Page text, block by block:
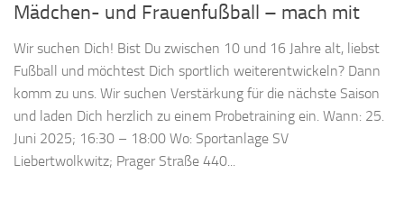
Mädchen- und Frauenfußball – mach mit
Wir suchen Dich! Bist Du zwischen 10 und 16 Jahre alt, liebst
Fußball und möchtest Dich sportlich weiterentwickeln? Dann
komm zu uns. Wir suchen Verstärkung für die nächste Saison
und laden Dich herzlich zu einem Probetraining ein. Wann: 25.
Juni 2025; 16:30 – 18:00 Wo: Sportanlage SV
Liebertwolkwitz; Prager Straße 440...